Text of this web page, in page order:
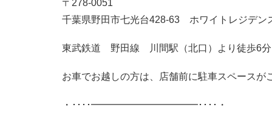
〒278-0051
千葉県野田市七光台428-63 ホワイトレジデン
東武鉄道 野田線 川間駅（北口）より徒歩6分
お車でお越しの方は、店舗前に駐車スペースが
・････━━━━━━━━━━━････・